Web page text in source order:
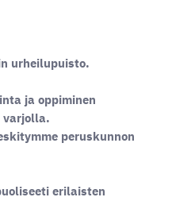
urheilupuisto.
ja oppiminen
varjolla.
peruskunnon
erilaisten